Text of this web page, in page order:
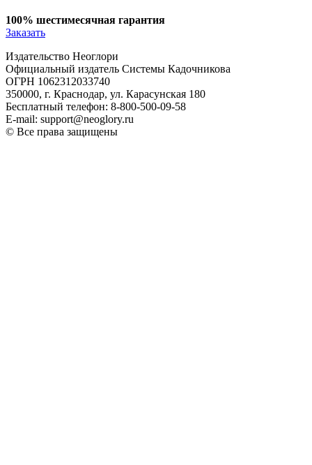
100% шестимесячная гарантия
Заказать
Издательство Неоглори
Официальный издатель Системы Кадочникова
ОГРН 1062312033740
350000, г. Краснодар, ул. Карасунская 180
Бесплатный телефон: 8-800-500-09-58
E-mail: support@neoglory.ru
© Все права защищены